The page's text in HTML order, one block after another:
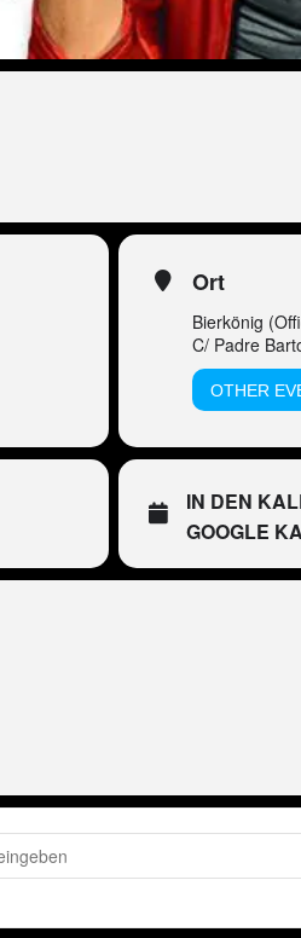
Ort
Bierkönig
C/ Padre
OTHER
IN DEN
GOOGLE
Mallorca [L3k40CgmJ]